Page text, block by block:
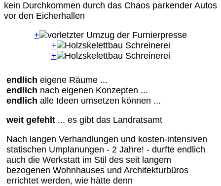
kein Durchkommen durch das Chaos parkender Autos
vor den Eicherhallen
+
+
+
endlich eigene Räume ...
endlich nach eigenen Konzepten ...
endlich alle Ideen umsetzen können ...
weit gefehlt ... es gibt das Landratsamt
Nach langen Verhandlungen und kosten-intensiven
statischen Umplanungen - 2 Jahre! - durfte endlich
auch die Werkstatt im Stil des seit langem
bezogenen Wohnhauses und Architekturbüros
errichtet werden, wie hätte denn